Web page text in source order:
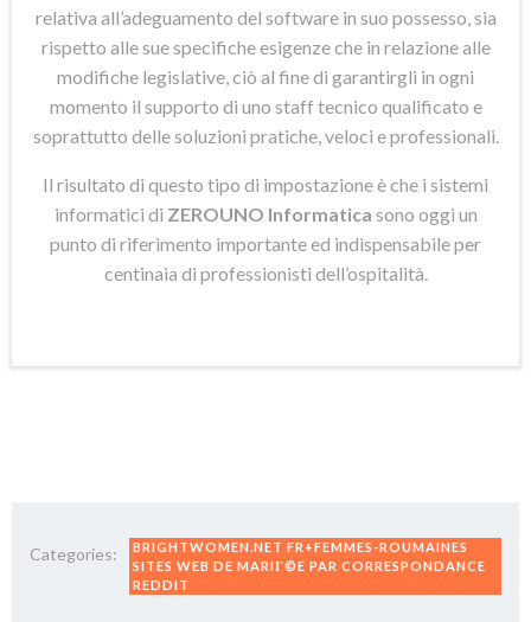
relativa all’adeguamento del software in suo possesso, sia
rispetto alle sue specifiche esigenze che in relazione alle
modifiche legislative, ciò al fine di garantirgli in ogni
momento il supporto di uno staff tecnico qualificato e
soprattutto delle soluzioni pratiche, veloci e professionali.
Il risultato di questo tipo di impostazione è che i sistemi
informatici di ZEROUNO Informatica sono oggi un
punto di riferimento importante ed indispensabile per
centinaia di professionisti dell’ospitalità.
Categories:
BRIGHTWOMEN.NET FR+FEMMES-ROUMAINES
SITES WEB DE MARIГ©E PAR CORRESPONDANCE
REDDIT